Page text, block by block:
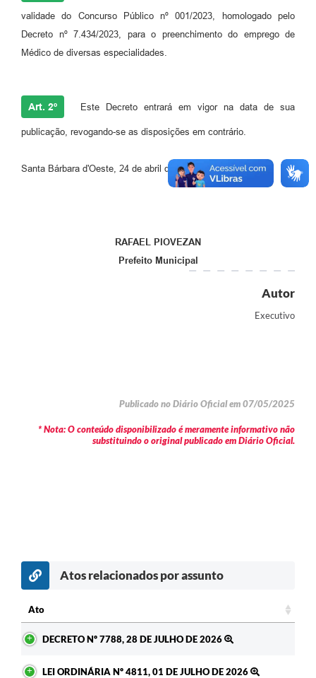
Agenda
Contato
Plano de Contratações Anuais
validade do Concurso Público nº 001/2023, homologado pelo
Decreto nº 7.434/2023, para o preenchimento do emprego de
Médico de diversas especialidades.
Art. 2º Este Decreto entrará em vigor na data de sua
publicação, revogando-se as disposições em contrário.
Santa Bárbara d'Oeste, 24 de abril de 2.025.
RAFAEL PIOVEZAN
Prefeito Municipal
Autor
Executivo
Publicado no Diário Oficial em 07/05/2025
* Nota: O conteúdo disponibilizado é meramente informativo não
substituindo o original publicado em Diário Oficial.
Atos relacionados por assunto
Ato
DECRETO Nº 7788, 28 DE JULHO DE 2026
LEI ORDINÁRIA Nº 4811, 01 DE JULHO DE 2026